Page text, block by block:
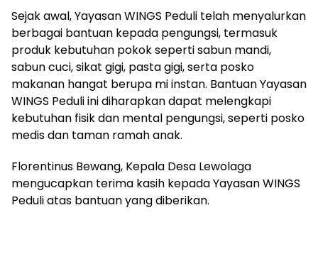
Sejak awal, Yayasan WINGS Peduli telah menyalurkan
berbagai bantuan kepada pengungsi, termasuk
produk kebutuhan pokok seperti sabun mandi,
sabun cuci, sikat gigi, pasta gigi, serta posko
makanan hangat berupa mi instan. Bantuan Yayasan
WINGS Peduli ini diharapkan dapat melengkapi
kebutuhan fisik dan mental pengungsi, seperti posko
medis dan taman ramah anak.
Florentinus Bewang, Kepala Desa Lewolaga
mengucapkan terima kasih kepada Yayasan WINGS
Peduli atas bantuan yang diberikan.